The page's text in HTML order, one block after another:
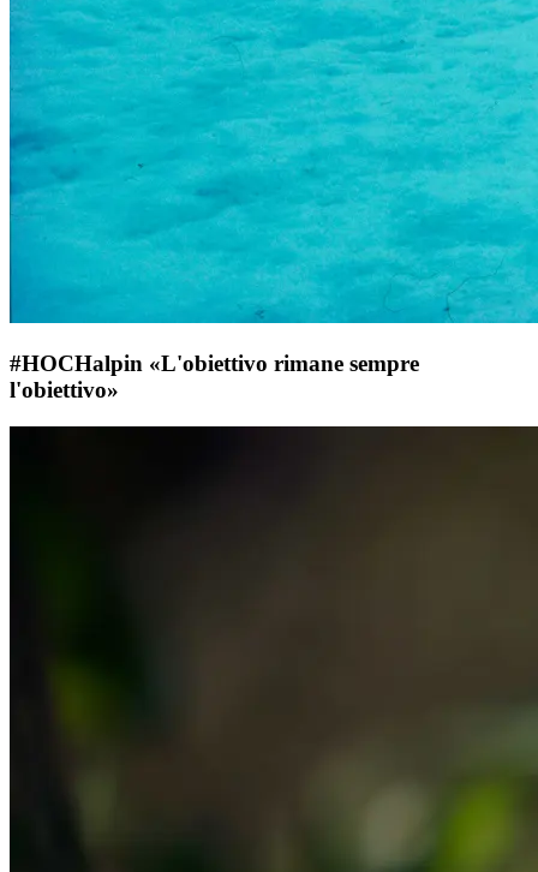
#HOCHalpin «L'obiettivo rimane sempre
l'obiettivo»